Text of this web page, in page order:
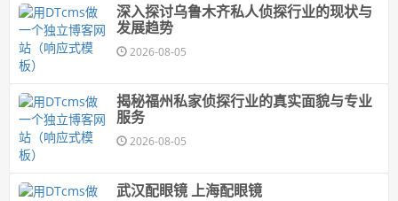
深入探讨乌鲁木齐私人侦探行业的现状与
发展趋势
2026-08-05
揭秘福州私家侦探行业的真实面貌与专业
服务
2026-08-05
武汉配眼镜 上海配眼镜